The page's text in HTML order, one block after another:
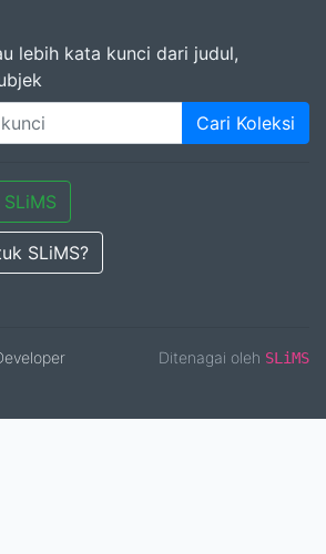
lebih kata kunci dari judul,
Cari Koleksi
SLiMS?
Ditenagai oleh SLiMS